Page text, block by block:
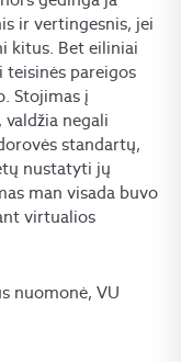
ir vertingesnis, jei
kitus. Bet eiliniai
teisinės pareigos
Stojimas į
negali
standartų,
nustatyti jų
man visada buvo
virtualios
nuomonė, VU